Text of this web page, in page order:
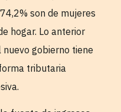
son de mujeres
hogar. Lo anterior
gobierno tiene
tributaria